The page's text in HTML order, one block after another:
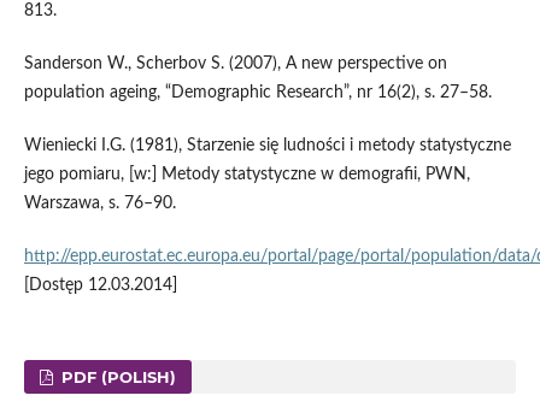
813.
Sanderson W., Scherbov S. (2007), A new perspective on
population ageing, “Demographic Research”, nr 16(2), s. 27–58.
Wieniecki I.G. (1981), Starzenie się ludności i metody statystyczne
jego pomiaru, [w:] Metody statystyczne w demografii, PWN,
Warszawa, s. 76–90.
http://epp.eurostat.ec.europa.eu/portal/page/portal/population/data/
[Dostęp 12.03.2014]
PDF (POLISH)